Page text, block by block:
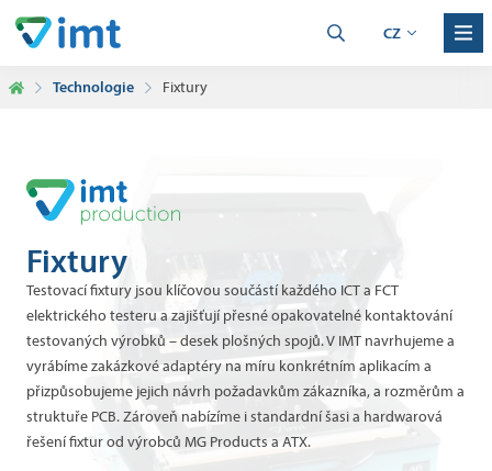
CZ
Technologie Fixtury
Fixtury
Testovací fixtury jsou klíčovou součástí každého ICT a FCT
elektrického testeru a zajišťují přesné opakovatelné kontaktování
testovaných výrobků – desek plošných spojů. V IMT navrhujeme a
vyrábíme zakázkové adaptéry na míru konkrétním aplikacím a
přizpůsobujeme jejich návrh požadavkům zákazníka, a rozměrům a
struktuře PCB. Zároveň nabízíme i standardní šasi a hardwarová
řešení fixtur od výrobců MG Products a ATX.